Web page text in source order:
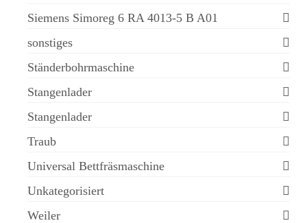
Siemens Simoreg 6 RA 4013-5 B A01
sonstiges
Ständerbohrmaschine
Stangenlader
Stangenlader
Traub
Universal Bettfräsmaschine
Unkategorisiert
Weiler